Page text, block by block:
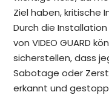
Ziel haben, kritische
Durch die
von VIDEO GUARD
sicherstellen, dass
Sabotage oder
erkannt und